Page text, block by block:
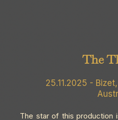
The
25.11.2025 -
The star of this production